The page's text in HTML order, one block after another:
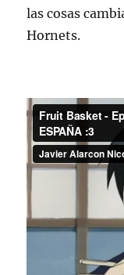
las cosas
Hornets.